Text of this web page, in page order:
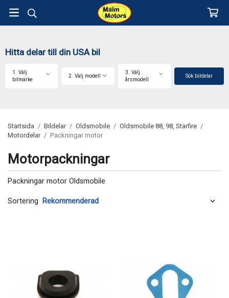
Hitta delar till din USA bil
1. Välj
bilmärke
2. Välj modell
3. Välj
årsmodell
Sök bildelar
Startsida / Bildelar / Oldsmobile / Oldsmobile 88, 98, Starfire /
Motordelar / Packningar motor
Motorpackningar
Packningar motor Oldsmobile
Sortering